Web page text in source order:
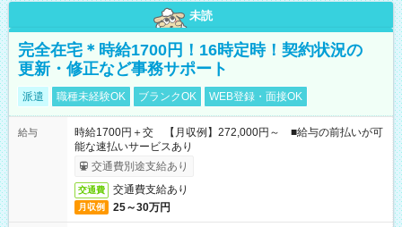
未読
完全在宅＊時給1700円！16時定時！契約状況の
更新・修正など事務サポート
派遣 職種未経験OK ブランクOK WEB登録・面接OK
給与
時給1700円＋交 【月収例】272,000円～ ■給与の前払いが可
能な速払いサービスあり
交通費別途支給あり
交通費 交通費支給あり
月収例 25～30万円